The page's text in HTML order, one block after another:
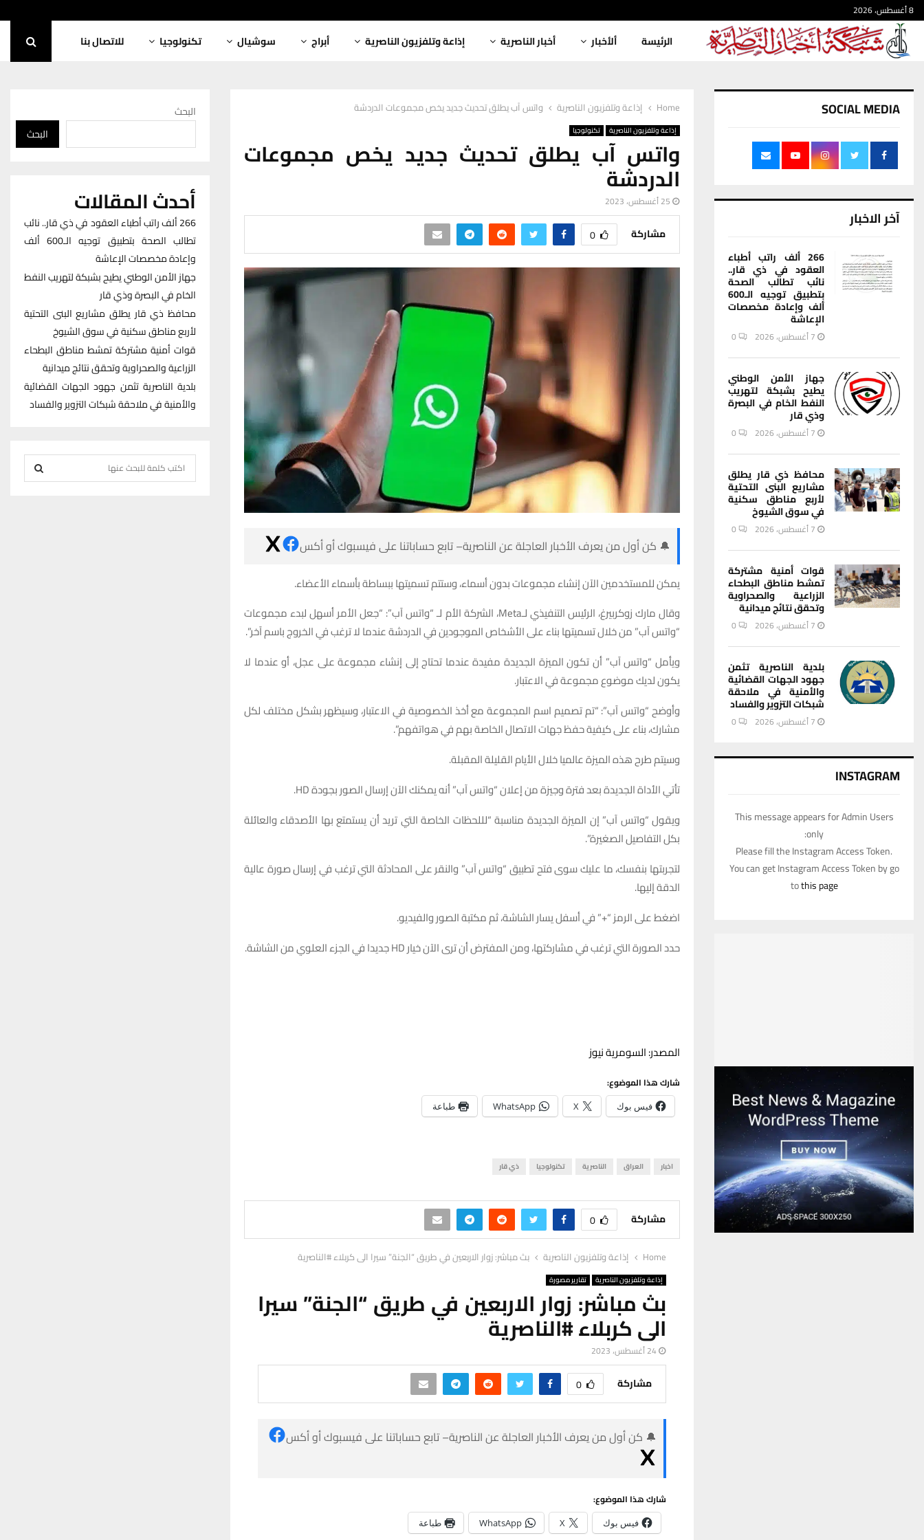
8 أغسطس، 2026
الرئيسة ألأخبار أخبار الناصرية إذاعة وتلفزيون الناصرية أبراج سوشيال تكنولوجيا للاتصال بنا
Home إذاعة وتلفزيون الناصرية واتس آب يطلق تحديث جديد يخص مجموعات الدردشة
إذاعة وتلفزيون الناصرية تكنولوجيا
واتس آب يطلق تحديث جديد يخص مجموعات
الدردشة
25 أغسطس، 2023
مشاركة 0
🔔 كن أول من يعرف الأخبار العاجلة عن الناصرية– تابع حساباتنا على فيسبوك أو أكس
يمكن للمستخدمين الآن إنشاء مجموعات بدون أسماء، وستتم تسميتها ببساطة بأسماء الأعضاء.
وقال مارك زوكربيرغ، الرئيس التنفيذي لـMeta، الشركة الأم لـ “واتس آب”: “جعل الأمر أسهل لبدء مجموعات
“واتس آب” من خلال تسميتها بناء على الأشخاص الموجودين في الدردشة عندما لا ترغب في الخروج باسم آخر”.
ويأمل “واتس آب” أن تكون الميزة الجديدة مفيدة عندما تحتاج إلى إنشاء مجموعة على عجل، أو عندما لا
يكون لديك موضوع مجموعة في الاعتبار.
وأوضح “واتس آب”: “تم تصميم اسم المجموعة مع أخذ الخصوصية في الاعتبار، وسيظهر بشكل مختلف لكل
مشارك، بناء على كيفية حفظ جهات الاتصال الخاصة بهم في هواتفهم”.
وسيتم طرح هذه الميزة عالميا خلال الأيام القليلة المقبلة.
تأتي الأداة الجديدة بعد فترة وجيزة من إعلان “واتس آب” أنه يمكنك الآن إرسال الصور بجودة HD.
ويقول “واتس آب” إن الميزة الجديدة مناسبة “لللحظات الخاصة التي تريد أن يستمتع بها الأصدقاء والعائلة
بكل التفاصيل الصغيرة”.
لتجربتها بنفسك، ما عليك سوى فتح تطبيق “واتس آب” والنقر على المحادثة التي ترغب في إرسال صورة عالية
الدقة إليها.
اضغط على الرمز “+” في أسفل يسار الشاشة، ثم مكتبة الصور والفيديو.
حدد الصورة التي ترغب في مشاركتها، ومن المفترض أن ترى الآن خيار HD جديدا في الجزء العلوي من الشاشة.
المصدر: السومرية نيوز
شارك هذا الموضوع:
فيس بوك X
WhatsApp طباعة
اخبار العراق الناصرية تكنولوجيا ذي قار
مشاركة 0
Home إذاعة وتلفزيون الناصرية بث مباشر: زوار الاربعين في طريق “الجنة” سيرا الى كربلاء #الناصرية
إذاعة وتلفزيون الناصرية تقارير مصورة
بث مباشر: زوار الاربعين في طريق “الجنة” سيرا
الى كربلاء #الناصرية
24 أغسطس، 2023
مشاركة 0
🔔 كن أول من يعرف الأخبار العاجلة عن الناصرية– تابع حساباتنا على فيسبوك أو أكس
شارك هذا الموضوع:
فيس بوك X
WhatsApp طباعة
SOCIAL MEDIA
آخر الاخبار
266 ألف راتب أطباء
العقود في ذي قار..
نائب تطالب الصحة
بتطبيق توجيه الـ600
ألف وإعادة مخصصات
الإعاشة
7 أغسطس، 2026 0
جهاز الأمن الوطني
يطيح بشبكة لتهريب
النفط الخام في البصرة
وذي قار
7 أغسطس، 2026 0
محافظ ذي قار يطلق
مشاريع البنى التحتية
لأربع مناطق سكنية
في سوق الشيوخ
7 أغسطس، 2026 0
قوات أمنية مشتركة
تمشط مناطق البطحاء
الزراعية والصحراوية
وتحقق نتائج ميدانية
7 أغسطس، 2026 0
بلدية الناصرية تثمن
جهود الجهات القضائية
والأمنية في ملاحقة
شبكات التزوير والفساد
7 أغسطس، 2026 0
INSTAGRAM
This message appears for Admin Users
only:
Please fill the Instagram Access Token.
You can get Instagram Access Token by go
tothis page
البحث
البحث
أحدث المقالات
266 ألف راتب أطباء العقود في ذي قار.. نائب
تطالب الصحة بتطبيق توجيه الـ600 ألف
وإعادة مخصصات الإعاشة
جهاز الأمن الوطني يطيح بشبكة لتهريب النفط
الخام في البصرة وذي قار
محافظ ذي قار يطلق مشاريع البنى التحتية
لأربع مناطق سكنية في سوق الشيوخ
قوات أمنية مشتركة تمشط مناطق البطحاء
الزراعية والصحراوية وتحقق نتائج ميدانية
بلدية الناصرية تثمن جهود الجهات القضائية
والأمنية في ملاحقة شبكات التزوير والفساد
e